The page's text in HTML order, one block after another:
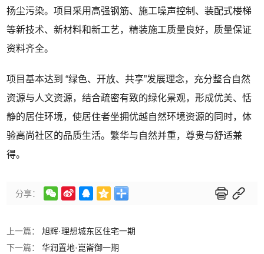
扬尘污染。项目采用高强钢筋、施工噪声控制、装配式楼梯
等新技术、新材料和新工艺，精装施工质量良好，质量保证
资料齐全。
项目基本达到 “绿色、开放、共享”发展理念，充分整合自然
资源与人文资源，结合疏密有致的绿化景观，形成优美、恬
静的居住环境，使居住者坐拥优越自然环境资源的同时，体
验高尚社区的品质生活。繁华与自然并重，尊贵与舒适兼
得。
分享：      
上一篇：旭辉·理想城东区住宅一期
下一篇：华润置地·崑崙御一期